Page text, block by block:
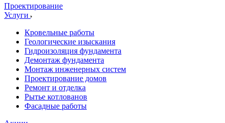
Проектирование
Услуги
Кровельные работы
Геологические изыскания
Гидроизоляция фундамента
Демонтаж фундамента
Монтаж инженерных систем
Проектирование домов
Ремонт и отделка
Рытье котлованов
Фасадные работы